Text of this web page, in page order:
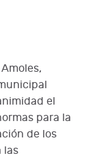
el
para la
de los
las